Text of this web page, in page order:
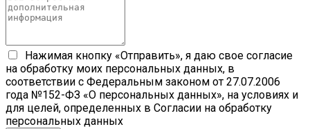
Нажимая кнопку «Отправить», я даю свое согласие
на обработку моих персональных данных, в
соответствии с Федеральным законом от 27.07.2006
года №152-ФЗ «О персональных данных», на условиях и
для целей, определенных в Согласии на обработку
персональных данных